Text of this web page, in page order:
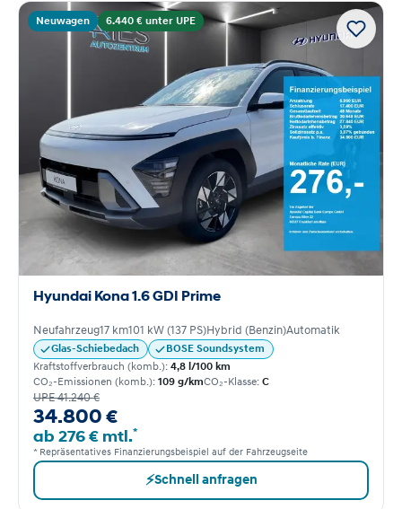
Neuwagen 6.440 € unter UPE
Hyundai Kona 1.6 GDI Prime
Neufahrzeug17 km101 kW (137 PS)Hybrid (Benzin)Automatik
Glas-Schiebedach
BOSE Soundsystem
Kraftstoffverbrauch (komb.): 4,8 l/100 km
CO₂-Emissionen (komb.): 109 g/kmCO₂-Klasse: C
UPE 41.240 €
34.800 €
ab 276 € mtl.*
* Repräsentatives Finanzierungsbeispiel auf der Fahrzeugseite
⚡Schnell anfragen